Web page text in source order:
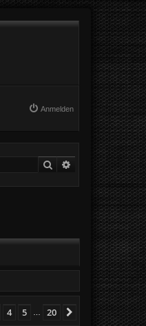
Anmelden
Suche Erweiterte Suche
4 5 20 Nächste